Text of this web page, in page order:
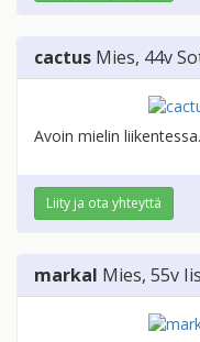
cactus Mies, 44v
Avoin mielin
Liity ja ota yhteyttä
markal Mies, 55v